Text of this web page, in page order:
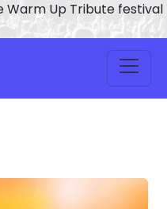
Warm Up Tribute festival